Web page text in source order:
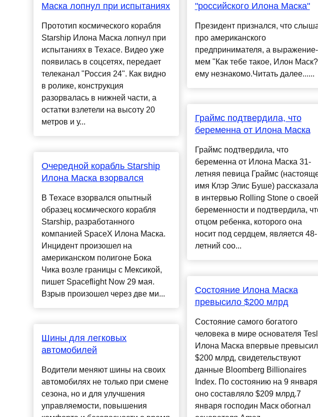
Маска лопнул при испытаниях
Прототип космического корабля
Starship Илона Маска лопнул при
испытаниях в Техасе. Видео уже
появилась в соцсетях, передает
телеканал "Россия 24". Как видно
в ролике, конструкция
разорвалась в нижней части, а
остатки взлетели на высоту 20
метров и у...
Очередной корабль Starship
Илона Маска взорвался
В Техасе взорвался опытный
образец космического корабля
Starship, разработанного
компанией SpaceX Илона Маска.
Инцидент произошел на
американском полигоне Бока
Чика возле границы с Мексикой,
пишет Spaceflight Now 29 мая.
Взрыв произошел через две ми...
Шины для легковых
автомобилей
Водители меняют шины на своих
автомобилях не только при смене
сезона, но и для улучшения
управляемости, повышения
"российского Илона Маска"
Президент признался, что
про американского
предпринимателя, а выражение-
мем "Как тебе такое, Илон
ему незнакомо.Читать далее......
Граймс подтвердила, что
беременна от Илона Маска
Граймс подтвердила, что
беременна от Илона Маска 31-
летняя певица Граймс
имя Клэр Элис Буше) рассказала
в интервью Rolling Stone о своей
беременности и подтвердила,
отцом ребенка, которого она
носит под сердцем, является 48-
летний соо...
Состояние Илона Маска
превысило $200 млрд
Состояние самого богатого
человека в мире основателя
Илона Маска впервые
$200 млрд, свидетельствуют
данные Bloomberg Billionaires
Index. По состоянию на 9 января
оно составляло $209 млрд.7
января господин Маск обогнал